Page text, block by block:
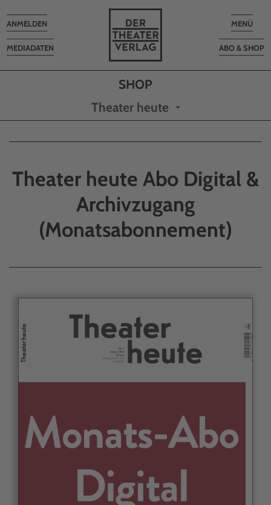
Toggle
MENÜ
ABO & SHOP
MEDIADATEN
Toggle
navigation
ANMELDEN
Theater heute
Theater heute Abo Digital &
Archivzugang
(Monatsabonnement)